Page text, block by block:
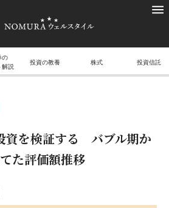
の
解説
投資の教養 株式 投資信託
資を検証する バブル期か
た評価額推移